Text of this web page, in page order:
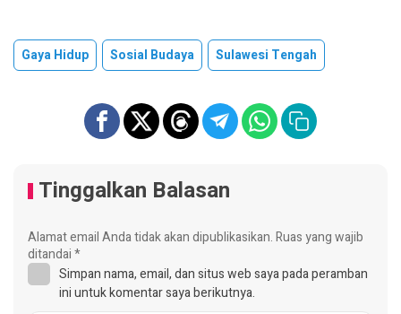
Gaya Hidup Sosial Budaya Sulawesi Tengah
Tinggalkan Balasan
Alamat email Anda tidak akan dipublikasikan.Ruas yang wajib
ditandai*
Simpan nama, email, dan situs web saya pada peramban
ini untuk komentar saya berikutnya.